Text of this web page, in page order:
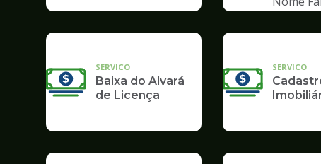
SERVICO
Baixa do Alvará
de Licença
SERVICO